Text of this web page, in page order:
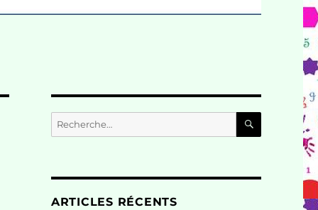
Recherche
pour :
ARTICLES RÉCENTS